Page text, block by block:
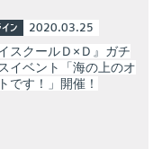
ン 2020.03.25
イスクールＤ×Ｄ』ガチ
イベント「海の上のオ
です！」開催！